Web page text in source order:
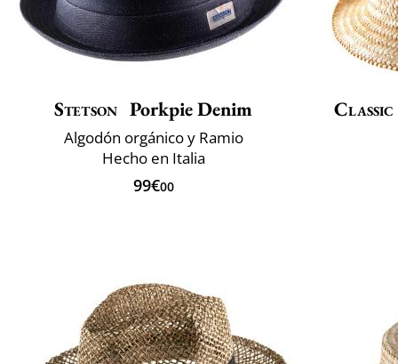
Stetson Porkpie Denim
Algodón orgánico y Ramio
Hecho en Italia
99€00